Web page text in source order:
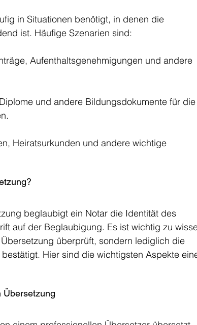
in Situationen benötigt, in denen die
ist. Häufige Szenarien sind:
Aufenthaltsgenehmigungen und andere
und andere Bildungsdokumente für
Heiratsurkunden und andere wichtige
beglaubigt ein Notar die Identität des
auf der Beglaubigung. Es ist wichtig zu
überprüft, sondern lediglich die
Hier sind die wichtigsten Aspekte
Übersetzung